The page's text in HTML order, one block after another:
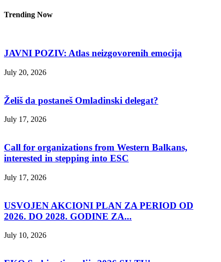
Trending Now
JAVNI POZIV: Atlas neizgovorenih emocija
July 20, 2026
Želiš da postaneš Omladinski delegat?
July 17, 2026
Call for organizations from Western Balkans,
interested in stepping into ESC
July 17, 2026
USVOJEN AKCIONI PLAN ZA PERIOD OD
2026. DO 2028. GODINE ZA...
July 10, 2026